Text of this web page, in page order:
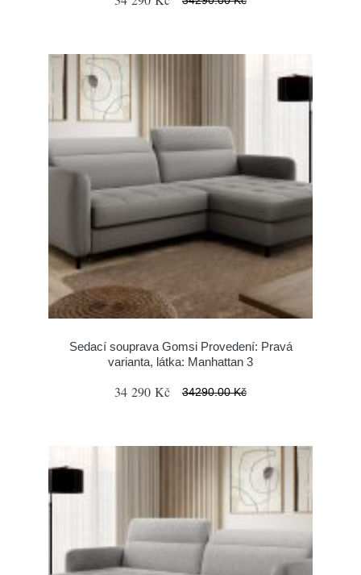
Sedací souprava Gomsi Provedení: Pravá
varianta, látka: Manhattan 3
34 290 Kč 34290.00 Kč